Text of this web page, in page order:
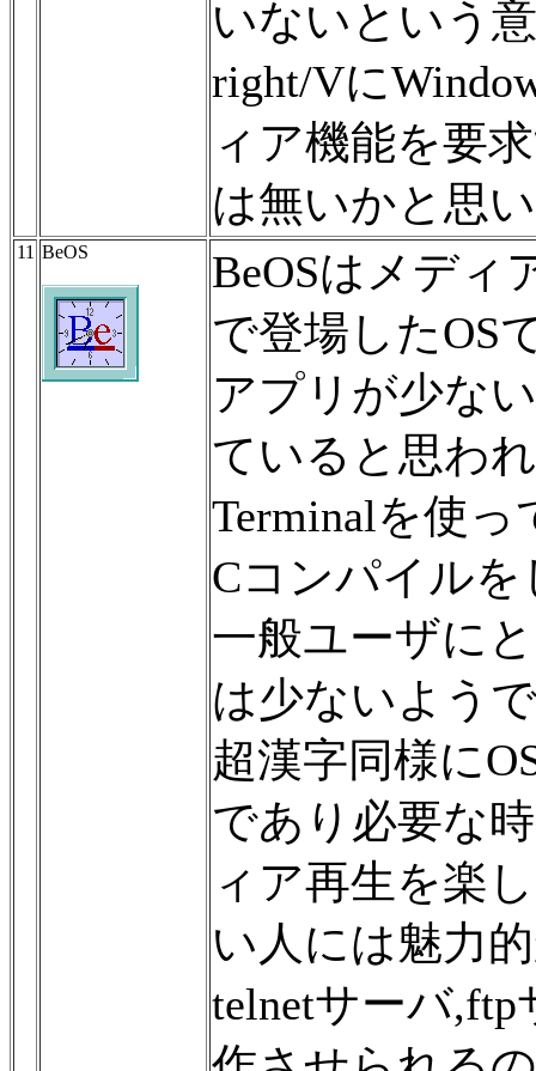
いないという
right/Vに
ィア機能を要
は無いかと思
11 BeOS
BeOSはメディ
で登場したOS
アプリが少な
ていると思わ
Terminalを使
Cコンパイル
一般ユーザに
は少ないよう
超漢字同様に
であり必要な
ィア再生を楽
い人には魅力
telnetサーバ,ftp